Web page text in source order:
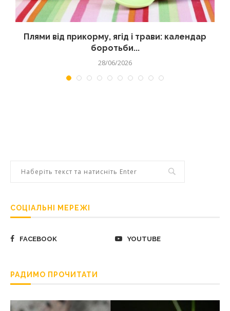
Плями від прикорму, ягід і трави: календар
боротьби...
28/06/2026
СОЦІАЛЬНІ МЕРЕЖІ
FACEBOOK YOUTUBE
РАДИМО ПРОЧИТАТИ